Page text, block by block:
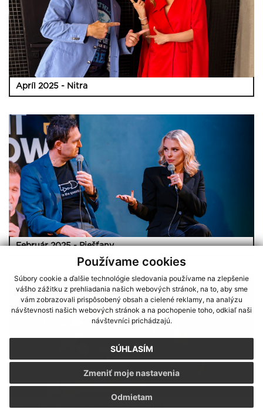
Používame cookies
Súbory cookie a ďalšie technológie sledovania používame na zlepšenie
vášho zážitku z prehliadania našich webových stránok, na to, aby sme
vám zobrazovali prispôsobený obsah a cielené reklamy, na analýzu
návštevnosti našich webových stránok a na pochopenie toho, odkiaľ naši
návštevníci prichádzajú.
SÚHLASÍM
Odmietam
Zmeniť moje nastavenia
Apríl 2025 - Nitra
Február 2025 - Piešťany